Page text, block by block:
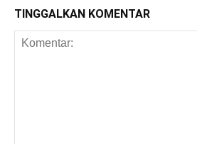
TINGGALKAN KOMENTAR